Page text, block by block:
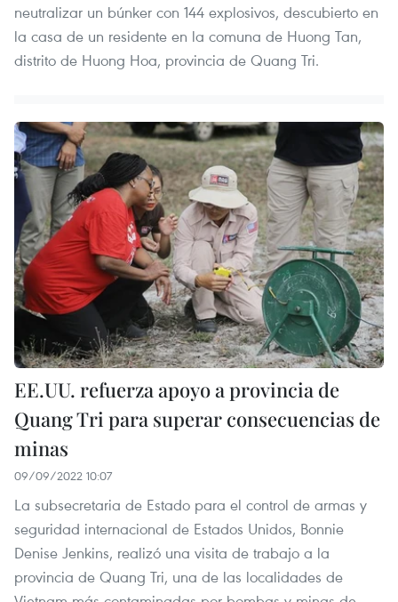
neutralizar un búnker con 144 explosivos, descubierto en
la casa de un residente en la comuna de Huong Tan,
distrito de Huong Hoa, provincia de Quang Tri.
EE.UU. refuerza apoyo a provincia de
Quang Tri para superar consecuencias de
minas
09/09/2022 10:07
La subsecretaria de Estado para el control de armas y
seguridad internacional de Estados Unidos, Bonnie
Denise Jenkins, realizó una visita de trabajo a la
provincia de Quang Tri, una de las localidades de